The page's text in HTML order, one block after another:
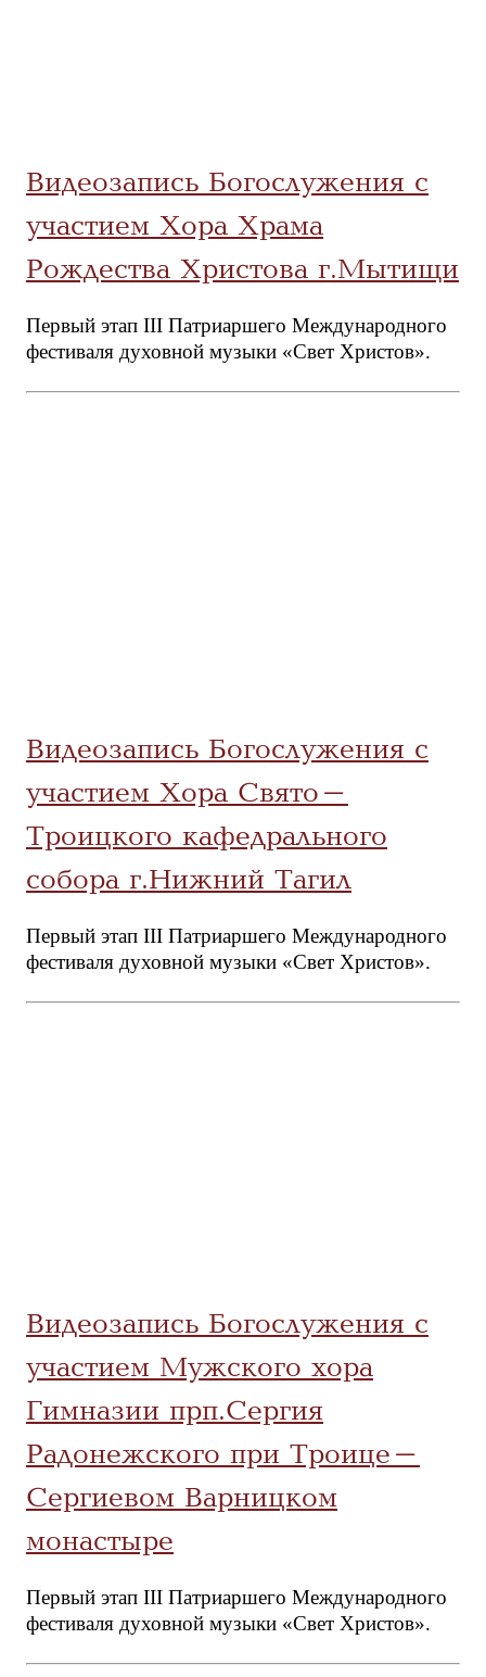
Видеозапись Богослужения с
участием Хора Храма
Рождества Христова г.Мытищи
Первый этап III Патриаршего Международного
фестиваля духовной музыки «Свет Христов».
Видеозапись Богослужения с
участием Хора Свято-
Троицкого кафедрального
собора г.Нижний Тагил
Первый этап III Патриаршего Международного
фестиваля духовной музыки «Свет Христов».
Видеозапись Богослужения с
участием Мужского хора
Гимназии прп.Сергия
Радонежского при Троице-
Сергиевом Варницком
монастыре
Первый этап III Патриаршего Международного
фестиваля духовной музыки «Свет Христов».